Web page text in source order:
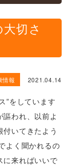
切さ
情報 2021.04.14
”をしています
われ、以前よ
いてきたよう
よく聞かれるの
に来ればいいで